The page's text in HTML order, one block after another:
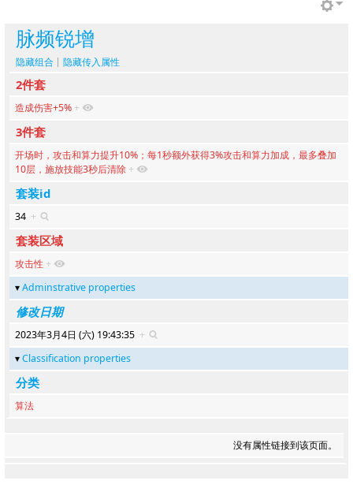
脉频锐增
隐藏组合 隐藏传入属性
2件套
造成伤害+5% +
3件套
开场时，攻击和算力提升10%；每1秒额外获得3%攻击和算力加成，最多叠加
10层，施放技能3秒后清除 +
套装id
34 +
套装区域
攻击性 +
Adminstrative properties
修改日期
2023年3月4日 (六) 19:43:35 +
Classification properties
分类
算法
没有属性链接到该页面。